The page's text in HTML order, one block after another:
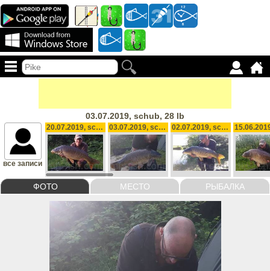
03.07.2019, schub, 28 lb
ФОТО МЕСТО РЫБАЛКА
все записи
20.07.2019, schubkarper , 22 lb 03.07.2019, schub, 28 lb 02.07.2019, schub, 23 lb